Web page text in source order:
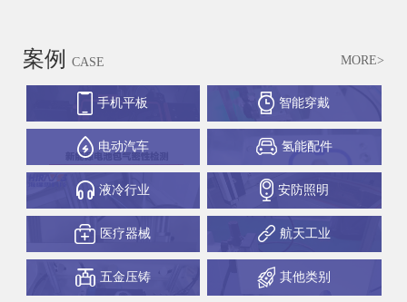
案例 CASE MORE>
手机平板 智能穿戴
电动汽车 氢能配件
液冷行业 安防照明
医疗器械 航天工业
五金压铸 其他类别